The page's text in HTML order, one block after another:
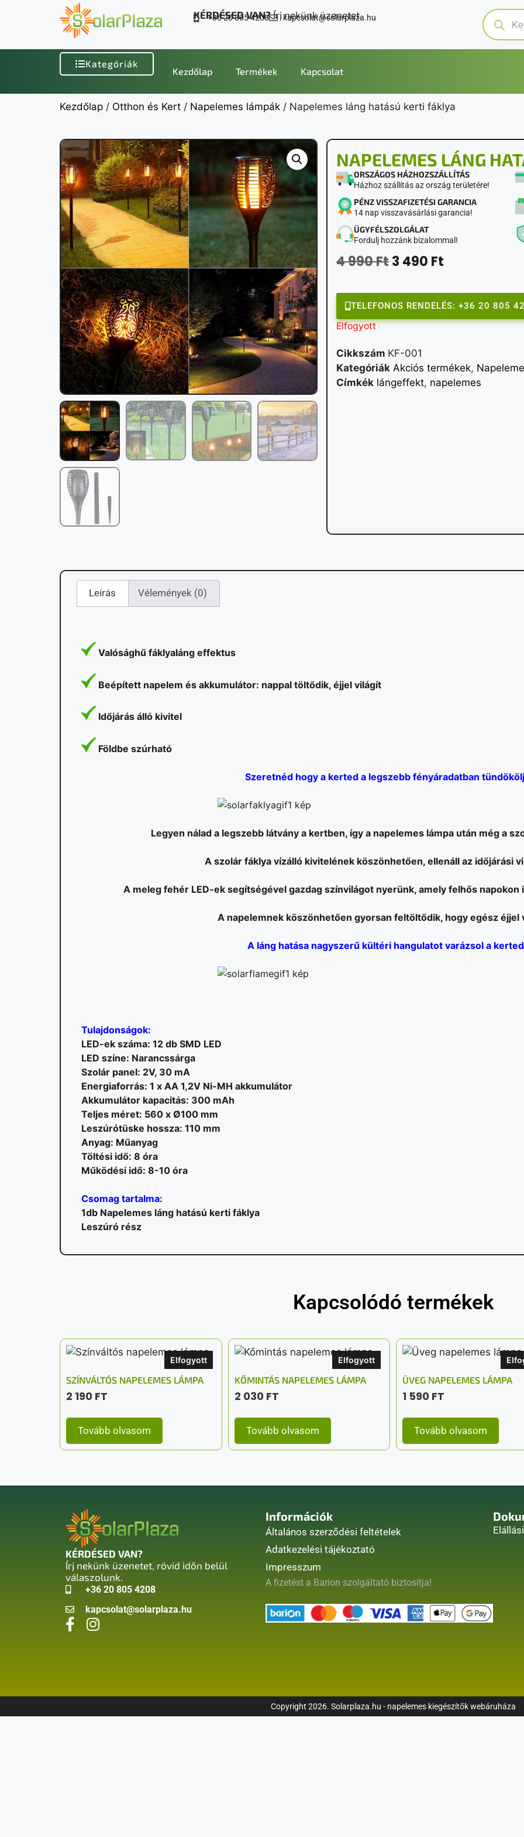
KÉRDÉSED VAN?Írj nekünk üzenetet.
+36 20 805 4208 kapcsolat@solarplaza.hu
Kategóriák
Kezdőlap Termékek Kapcsolat
Kezdőlap / Otthon és Kert / Napelemes lámpák / Napelemes láng hatású kerti fáklya
NAPELEMES LÁNG
ORSZÁGOS HÁZHOZSZÁLLÍTÁS
Házhoz szállítás az ország területére!
PÉNZ VISSZAFIZETÉSI GARANCIA
14 nap visszavásárlási garancia!
ÜGYFÉLSZOLGÁLAT
Fordulj hozzánk bizalommal!
4 990Ft3 490 Ft
TELEFONOS RENDELÉS: +36 20 805
Elfogyott
Cikkszám KF-001
Kategóriák Akciós termékek,
Címkék lángeffekt, napelemes
Leírás Vélemények (0)
Valósághű fáklyaláng effektus
Beépített napelem és akkumulátor: nappal töltődik, éjjel világít
Időjárás álló kivitel
Földbe szúrható
Szeretnéd hogy a kerted a legszebb fényáradatban
Legyen nálad a legszebb látvány a kertben, így a napelemes lámpa után még a
A szolár fáklya vízálló kivitelének köszönhetően, ellenáll az időjárási
A meleg fehér LED-ek segítségével gazdag színvilágot nyerünk, amely felhős napokon
A napelemnek köszönhetően gyorsan feltöltődik, hogy egész éjjel
A láng hatása nagyszerű kültéri hangulatot varázsol a
Tulajdonságok:
LED-ek száma: 12 db SMD LED
LED színe: Narancssárga
Szolár panel: 2V, 30 mA
Energiaforrás: 1 x AA 1,2V Ni-MH akkumulátor
Akkumulátor kapacitás: 300 mAh
Teljes méret: 560 x Ø100 mm
Leszúrótüske hossza: 110 mm
Anyag: Műanyag
Töltési idő: 8 óra
Működési idő: 8-10 óra
Csomag tartalma:
1db Napelemes láng hatású kerti fáklya
Leszúró rész
Kapcsolódó termékek
Elfogyott
SZÍNVÁLTÓS NAPELEMES LÁMPA
2 190 FT
Tovább olvasom
Elfogyott
KŐMINTÁS NAPELEMES LÁMPA
2 030 FT
Tovább olvasom
ÜVEG NAPELEMES LÁMPA
1 590 FT
Tovább olvasom
KÉRDÉSED VAN?
Írj nekünk üzenetet, rövid időn belül
válaszolunk.
+36 20 805 4208
kapcsolat@solarplaza.hu
Információk
Általános szerződési feltételek
Adatkezelési tájékoztató
Impresszum
A fizetést a Barion szolgáltató biztosítja!
Copyright 2026. Solarplaza.hu - napelemes kiegészítők webáruháza